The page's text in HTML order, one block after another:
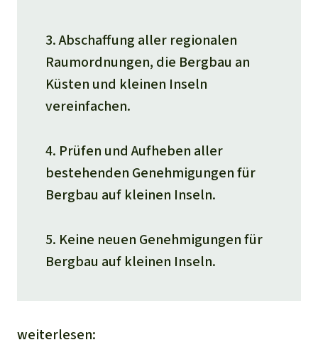
3. Abschaffung aller regionalen
Raumordnungen, die Bergbau an
Küsten und kleinen Inseln
vereinfachen.
4. Prüfen und Aufheben aller
bestehenden Genehmigungen für
Bergbau auf kleinen Inseln.
5. Keine neuen Genehmigungen für
Bergbau auf kleinen Inseln.
weiterlesen: